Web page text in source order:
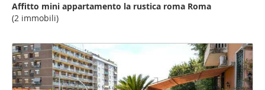
Affitto mini appartamento la rustica roma Roma
(2 immobili)